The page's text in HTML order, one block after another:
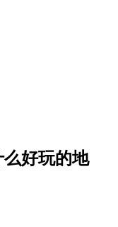
好玩的地